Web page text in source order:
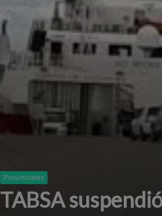
Provinciales
TABSA